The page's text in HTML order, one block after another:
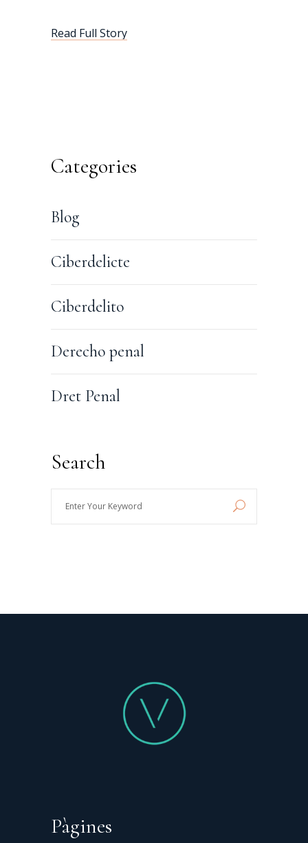
Read Full Story
Categories
Blog
Ciberdelicte
Ciberdelito
Derecho penal
Dret Penal
Search
Pàgines